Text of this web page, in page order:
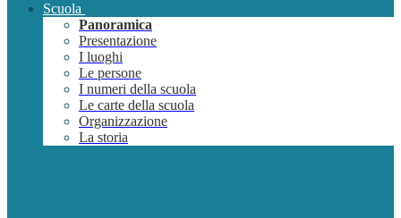
Scuola
Panoramica
Presentazione
I luoghi
Le persone
I numeri della scuola
Le carte della scuola
Organizzazione
La storia